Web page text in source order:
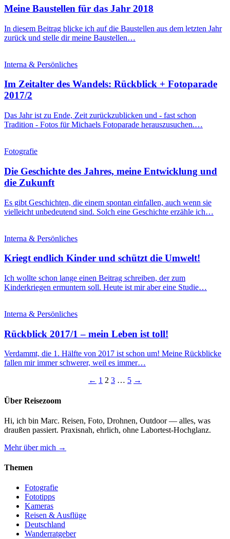
Meine Baustellen für das Jahr 2018
In diesem Beitrag blicke ich auf die Baustellen aus dem letzten Jahr
zurück und stelle dir meine Baustellen…
Interna & Persönliches
Im Zeitalter des Wandels: Rückblick + Fotoparade
2017/2
Das Jahr ist zu Ende, Zeit zurückzublicken und - fast schon
Tradition - Fotos für Michaels Fotoparade herauszusuchen.…
Fotografie
Die Geschichte des Jahres, meine Entwicklung und
die Zukunft
Es gibt Geschichten, die einem spontan einfallen, auch wenn sie
vielleicht unbedeutend sind. Solch eine Geschichte erzähle ich…
Interna & Persönliches
Kriegt endlich Kinder und schützt die Umwelt!
Ich wollte schon lange einen Beitrag schreiben, der zum
Kinderkriegen ermuntern soll. Heute ist mir aber eine Studie…
Interna & Persönliches
Rückblick 2017/1 – mein Leben ist toll!
Verdammt, die 1. Hälfte von 2017 ist schon um! Meine Rückblicke
fallen mir immer schwerer, weil es immer…
Seitennummerierung
← 1 2 3 … 5 →
Über Reisezoom
Hi, ich bin Marc. Reisen, Foto, Drohnen, Outdoor — alles, was
draußen passiert. Praxisnah, ehrlich, ohne Labortest-Hochglanz.
Mehr über mich →
Themen
Fotografie
Fototipps
Kameras
Reisen & Ausflüge
Deutschland
Wanderratgeber